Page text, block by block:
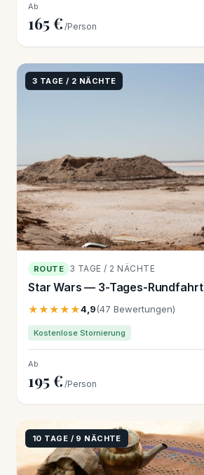
Ab
165 € /Person
3 TAGE / 2 NÄCHTE
ROUTE 3 TAGE / 2 NÄCHTE
Star Wars — 3-Tages-Rundfahrt
★★★★★4,9(47 Bewertungen)
Kostenlose Stornierung
Ab
195 € /Person
10 TAGE / 9 NÄCHTE